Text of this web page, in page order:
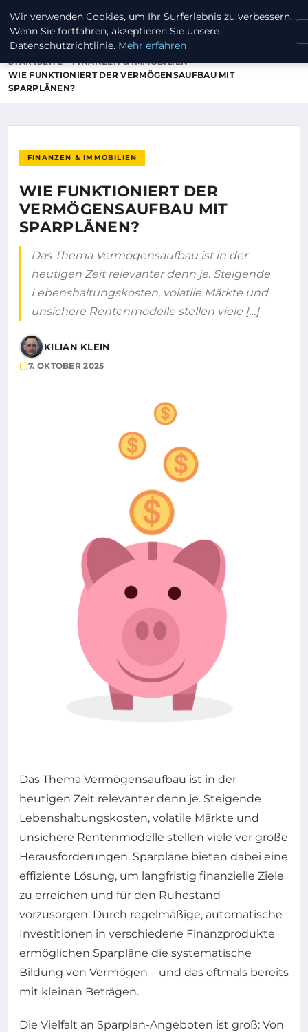
DAVIDCHRISTIAN
STARTSEITE
FINANZEN & IMMOBILIEN
WIE FUNKTIONIERT DER VERMÖGENSAUFBAU MIT
SPARPLÄNEN?
FINANZEN & IMMOBILIEN
WIE FUNKTIONIERT DER
VERMÖGENSAUFBAU MIT
SPARPLÄNEN?
Das Thema Vermögensaufbau ist in der
heutigen Zeit relevanter denn je. Steigende
Lebenshaltungskosten, volatile Märkte und
unsichere Rentenmodelle stellen viele […]
KILIAN KLEIN
7. OKTOBER 2025
Das Thema Vermögensaufbau ist in der
heutigen Zeit relevanter denn je. Steigende
Lebenshaltungskosten, volatile Märkte und
unsichere Rentenmodelle stellen viele vor große
Herausforderungen. Sparpläne bieten dabei eine
effiziente Lösung, um langfristig finanzielle Ziele
zu erreichen und für den Ruhestand
vorzusorgen. Durch regelmäßige, automatische
Investitionen in verschiedene Finanzprodukte
ermöglichen Sparpläne die systematische
Bildung von Vermögen – und das oftmals bereits
mit kleinen Beträgen.
Die Vielfalt an Sparplan-Angeboten ist groß: Von
Wir verwenden Cookies, um Ihr Surferlebnis zu verbessern.
Wenn Sie fortfahren, akzeptieren Sie unsere
Datenschutzrichtlinie. Mehr erfahren